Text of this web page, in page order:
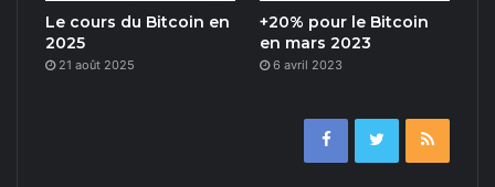
Le cours du Bitcoin en
2025
21 août 2025
+20% pour le Bitcoin
en mars 2023
6 avril 2023